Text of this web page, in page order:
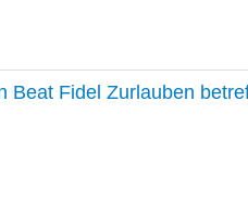
Fidel Zurlauben